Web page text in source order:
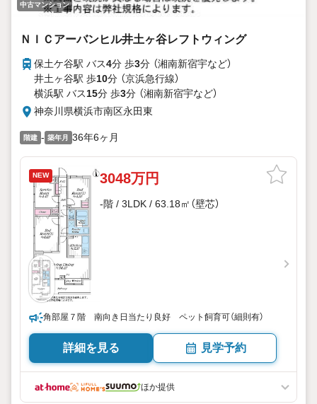
中古マンション
ＮＩＣアーバンヒル井土ヶ谷レフトウィング
保土ケ谷駅 バス4分 歩3分 （湘南新宿宇など）
井土ヶ谷駅 歩10分 （京浜急行線）
横浜駅 バス15分 歩3分 （湘南新宿宇など）
神奈川県横浜市南区永田東
階建 - 築年月 36年6ヶ月
NEW 3048万円
-階 / 3LDK / 63.18㎡（壁芯）
角部屋７階 南向き日当たり良好 ペット飼育可（細則有）
詳細を見る 見学予約
ほか提供